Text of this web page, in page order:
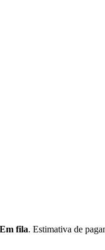
Em fila. Estimativa de